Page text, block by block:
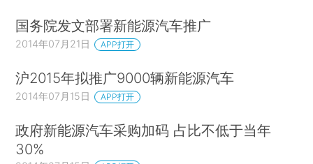
国务院发文部署新能源汽车推广
2014年07月21日 APP打开
沪2015年拟推广9000辆新能源汽车
2014年07月15日 APP打开
政府新能源汽车采购加码 占比不低于当年
30%